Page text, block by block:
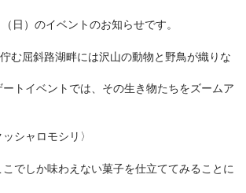
日）のイベントのお知らせです。
む屈斜路湖畔には沢山の動物と野鳥が織りな
トイベントでは、その生き物たちをズームア
シャロモシリ〉
でしか味わえない菓子を仕立ててみることに